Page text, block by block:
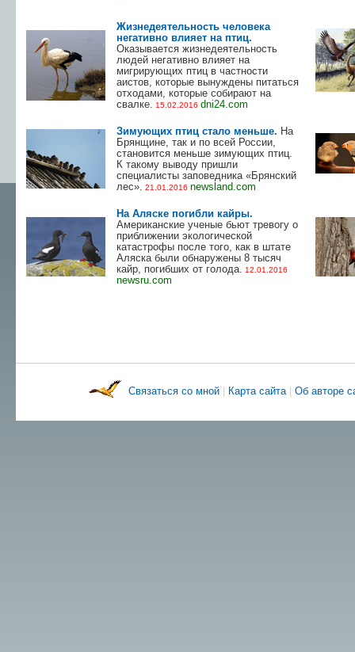
Жизнедеятельность человека
негативно влияет на птиц.
Оказывается жизнедеятельность
людей негативно влияет на
мигрирующих птиц в частности
аистов, которые вынуждены питаться
отходами, которые собирают на
свалке.
15.02.2016 dni24.com
Зимующих птиц стало меньше. На
Брянщине, так и по всей России,
становится меньше зимующих птиц.
К такому выводу пришли
специалисты заповедника «Брянский
лес».
21.01.2016 newsland.com
На Аляске погибли кайры.
Американские ученые бьют тревогу о
приближении экологической
катастрофы после того, как в штате
Аляска были обнаружены 8 тысяч
кайр, погибших от голода.
12.01.2016
newsru.com
Связаться со мной Карта сайта|Об авторе